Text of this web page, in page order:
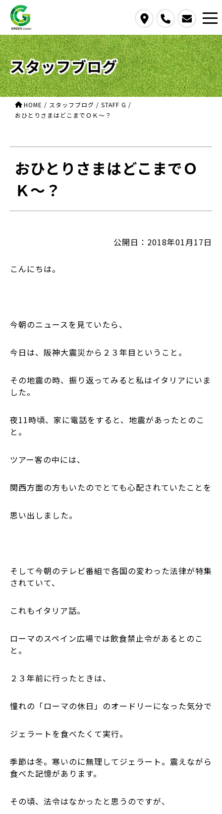
contact us
スタッフブログ
HOME / スタッフブログ / STAFF G /
おひとりさまはどこまでＯＫ～？
おひとりさまはどこまでＯ
Ｋ～？
公開日：2018年01月17日
こんにちは。
今朝のニュースを見ていたら、
今日は、阪神大震災から２３年目ということ。
その地震の時、振り返ってみると私はイタリアにいま
した。
夜11時頃、家に電話をすると、地震があったとのこ
と。
ツアー客の中には、
関西方面の方もいたのでとても心配されていたことを
思い出しました。
そして今朝のテレビ番組で各国の変わった法律が特集
されていて、
これもイタリア話。
ローマのスペイン広場では飲食禁止令があるとのこ
と。
２３年前に行ったときは、
憧れの「ローマの休日」のオードリーになった気分で
ジェラートを食べたくて実行。
季節は冬。寒いのに無理してジェラート。震えながら
食べた記憶があります。
その頃、法令はなかったと思うのですが、